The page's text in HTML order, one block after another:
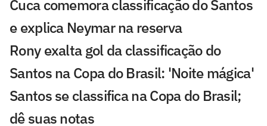
Cuca comemora classificação do Santos
e explica Neymar na reserva
Rony exalta gol da classificação do
Santos na Copa do Brasil: 'Noite mágica'
Santos se classifica na Copa do Brasil;
dê suas notas